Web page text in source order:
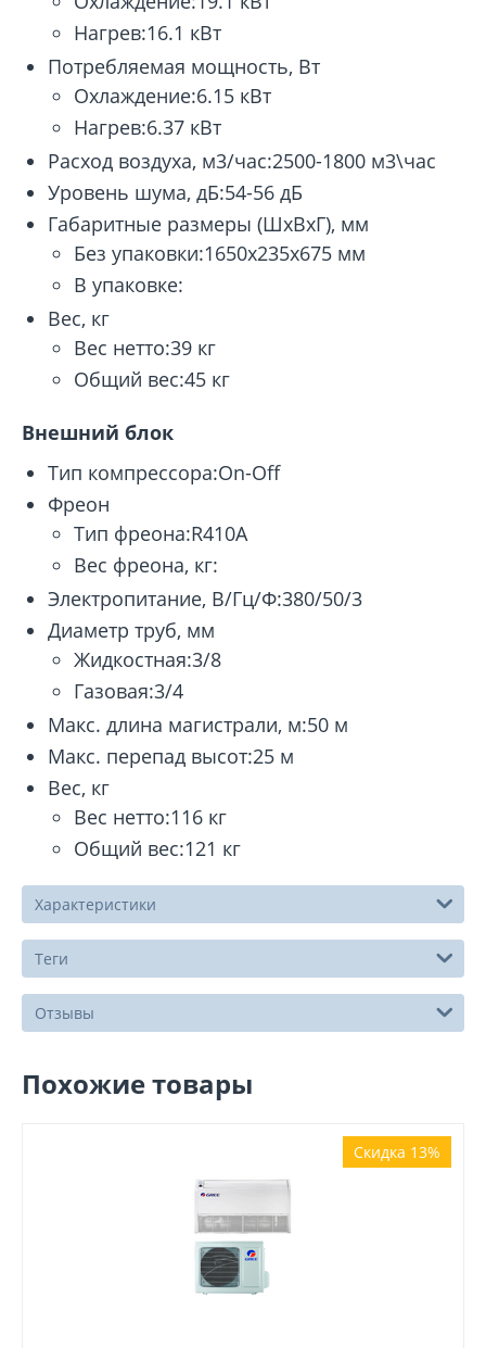
Нагрев:16.1 кВт
Потребляемая мощность, Вт
Охлаждение:6.15 кВт
Нагрев:6.37 кВт
Расход воздуха, м3/час:2500-1800 м3\час
Уровень шума, дБ:54-56 дБ
Габаритные размеры (ШхВхГ), мм
Без упаковки:1650x235x675 мм
В упаковке:
Вес, кг
Вес нетто:39 кг
Общий вес:45 кг
Внешний блок
Тип компрессора:On-Off
Фреон
Тип фреона:R410A
Вес фреона, кг:
Электропитание, В/Гц/Ф:380/50/3
Диаметр труб, мм
Жидкостная:3/8
Газовая:3/4
Макс. длина магистрали, м:50 м
Макс. перепад высот:25 м
Вес, кг
Вес нетто:116 кг
Общий вес:121 кг
Характеристики
Теги
Отзывы
Похожие товары
Скидка 13%